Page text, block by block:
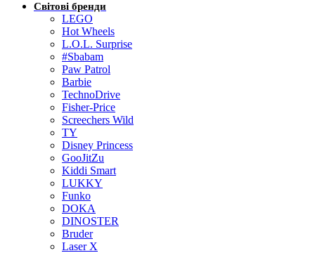
Світові бренди
LEGO
Hot Wheels
L.O.L. Surprise
#Sbabam
Paw Patrol
Barbie
TechnoDrive
Fisher-Price
Screechers Wild
TY
Disney Princess
GooJitZu
Kiddi Smart
LUKKY
Funko
DOKA
DINOSTER
Bruder
Laser X